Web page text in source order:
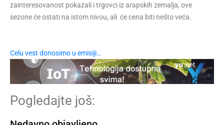
zainteresovanost pokazali i trgovci iz arapskih zemalja, ove
sezone će ostati na istom nivou, ali će cena biti nešto veća.
Celu vest donosimo u emisiji…
Pogledajte još: